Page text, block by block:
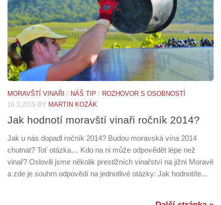
MORAVŠTÍ VINAŘI / NÁŠ TIP / ROZHOVOR S OSOBNOSTÍ
16.3.2015 BY MARTIN KOZÁK
Jak hodnotí moravští vinaři ročník 2014?
Jak u nás dopadl ročník 2014? Budou moravská vína 2014
chutnat? Toť otázka… Kdo na ni může odpovědět lépe než
vinař? Oslovili jsme několik prestižních vinařství na jižní Moravě
a zde je souhrn odpovědí na jednotlivé otázky: Jak hodnotíte...